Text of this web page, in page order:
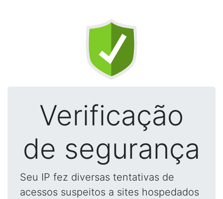
Verificação
de segurança
Seu IP fez diversas tentativas de
acessos suspeitos a sites hospedados